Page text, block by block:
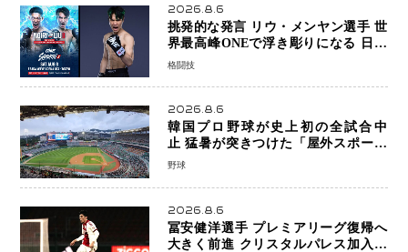
2026.8.6
挑発的な発言 リウ・メンヤン選手 世
界最高峰ONEで浮き彫りになる 日本
キックボクシングが直面する“技術
格闘技
2026.8.6
韓国プロ野球が史上初の全試合中
止 猛暑が突きつけた「屋外スポーツ
の限界」 日本発のドーム型施設時代
野球
2026.8.6
冨安健洋選手 プレミアリーグ復帰へ
大きく前進 クリスタルパレス加入目